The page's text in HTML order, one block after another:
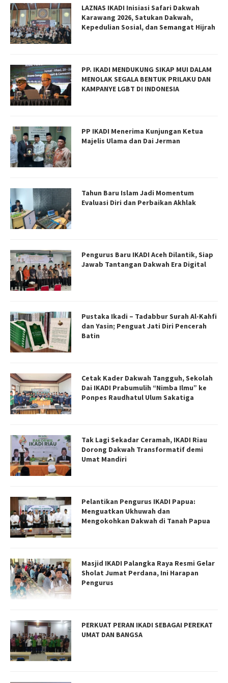
LAZNAS IKADI Inisiasi Safari Dakwah
Karawang 2026, Satukan Dakwah,
Kepedulian Sosial, dan Semangat Hijrah
PP. IKADI MENDUKUNG SIKAP MUI DALAM
MENOLAK SEGALA BENTUK PRILAKU DAN
KAMPANYE LGBT DI INDONESIA
PP IKADI Menerima Kunjungan Ketua
Majelis Ulama dan Dai Jerman
Tahun Baru Islam Jadi Momentum
Evaluasi Diri dan Perbaikan Akhlak
Pengurus Baru IKADI Aceh Dilantik, Siap
Jawab Tantangan Dakwah Era Digital
Pustaka Ikadi – Tadabbur Surah Al-Kahfi
dan Yasin; Penguat Jati Diri Pencerah
Batin
Cetak Kader Dakwah Tangguh, Sekolah
Dai IKADI Prabumulih “Nimba Ilmu” ke
Ponpes Raudhatul Ulum Sakatiga
Tak Lagi Sekadar Ceramah, IKADI Riau
Dorong Dakwah Transformatif demi
Umat Mandiri
Pelantikan Pengurus IKADI Papua:
Menguatkan Ukhuwah dan
Mengokohkan Dakwah di Tanah Papua
Masjid IKADI Palangka Raya Resmi Gelar
Sholat Jumat Perdana, Ini Harapan
Pengurus
PERKUAT PERAN IKADI SEBAGAI PEREKAT
UMAT DAN BANGSA